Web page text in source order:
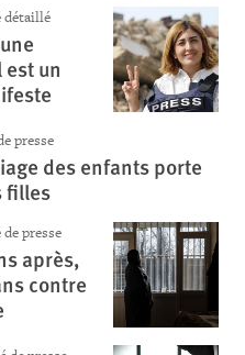
détaillé
un
presse
des enfants porte
filles
presse
après,
contre